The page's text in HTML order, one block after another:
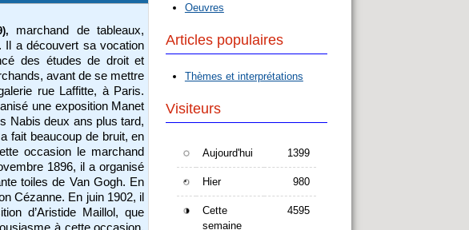
marchand de tableaux,
Il a découvert sa vocation
des études de droit et
avant de se mettre
rue Laffitte, à Paris.
une exposition Manet
Nabis deux ans plus tard,
fait beaucoup de bruit, en
occasion le marchand
1896, il a organisé
toiles de Van Gogh. En
Cézanne. En juin 1902, il
d’Aristide Maillol, que
Oeuvres
Articles populaires
Thèmes et interprétations
Visiteurs
Aujourd'hui 1399
Hier 980
Cette
semaine
4595